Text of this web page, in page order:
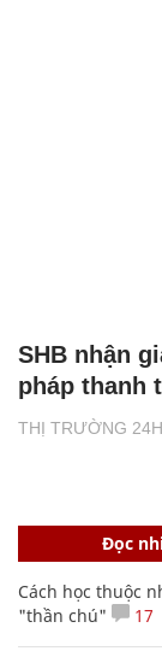
THỊ TRƯỜNG 24H
SHB nhận
pháp thanh
Đọc
Cách học thuộc
"thần chú"
17